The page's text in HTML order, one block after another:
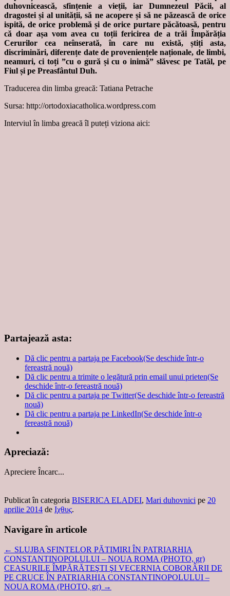
duhovnicească, sfințenie a vieții, iar Dumnezeul Păcii, al
dragostei și al unității, să ne acopere și să ne păzească de orice
ispită, de orice problemă și de orice purtare păcătoasă, pentru
că doar așa vom avea cu toții fericirea de a trăi Împărăția
Cerurilor cea neînserată, în care nu există, știți asta,
discriminări, diferențe date de proveniențele naționale, de limbi,
neamuri, ci toți ”cu o gură și cu o inimă” slăvesc pe Tatăl, pe
Fiul și pe Preasfântul Duh.
Traducerea din limba greacă: Tatiana Petrache
Sursa: http://ortodoxiacatholica.wordpress.com
Interviul în limba greacă îl puteți viziona aici:
Partajează asta:
Dă clic pentru a partaja pe Facebook(Se deschide într-o
fereastră nouă)
Dă clic pentru a trimite o legătură prin email unui prieten(Se
deschide într-o fereastră nouă)
Dă clic pentru a partaja pe Twitter(Se deschide într-o fereastră
nouă)
Dă clic pentru a partaja pe LinkedIn(Se deschide într-o
fereastră nouă)
Apreciază:
Apreciere Încarc...
Publicat în categoria BISERICA ELADEI, Mari duhovnici pe 20
aprilie 2014 de Ιχθυς.
Navigare în articole
← SLUJBA SFINTELOR PĂTIMIRI ÎN PATRIARHIA
CONSTANTINOPOLULUI – NOUA ROMA (PHOTO, gr)
CEASURILE ÎMPĂRĂTEŞTI ŞI VECERNIA COBORÂRII DE
PE CRUCE ÎN PATRIARHIA CONSTANTINOPOLULUI –
NOUA ROMA (PHOTO, gr) →